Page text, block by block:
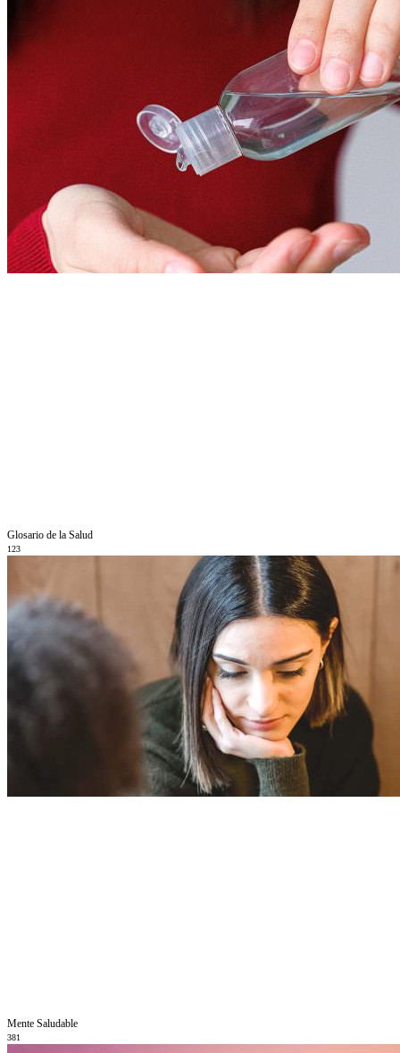
Glosario de la Salud
123
Mente Saludable
381